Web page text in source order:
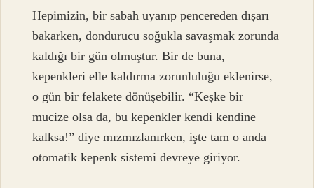
Hepimizin, bir sabah uyanıp pencereden dışarı
bakarken, dondurucu soğukla savaşmak zorunda
kaldığı bir gün olmuştur. Bir de buna,
kepenkleri elle kaldırma zorunluluğu eklenirse,
o gün bir felakete dönüşebilir. “Keşke bir
mucize olsa da, bu kepenkler kendi kendine
kalksa!” diye mızmızlanırken, işte tam o anda
otomatik kepenk sistemi devreye giriyor.